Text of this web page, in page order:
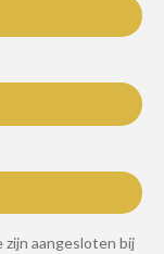
aangesloten bij